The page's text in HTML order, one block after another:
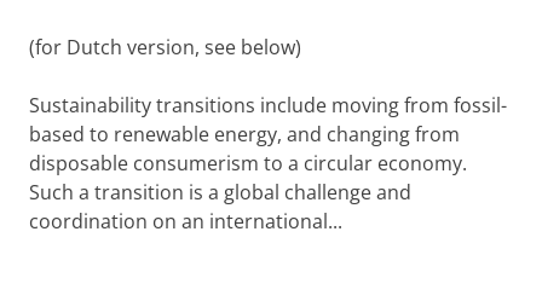
(for Dutch version, see below)
Sustainability transitions include moving from fossil-
based to renewable energy, and changing from
disposable consumerism to a circular economy.
Such a transition is a global challenge and
coordination on an international...